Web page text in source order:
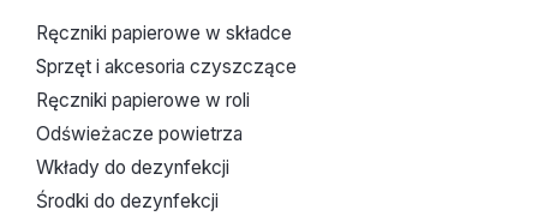
Ręczniki papierowe w składce
Sprzęt i akcesoria czyszczące
Ręczniki papierowe w roli
Odświeżacze powietrza
Wkłady do dezynfekcji
Środki do dezynfekcji